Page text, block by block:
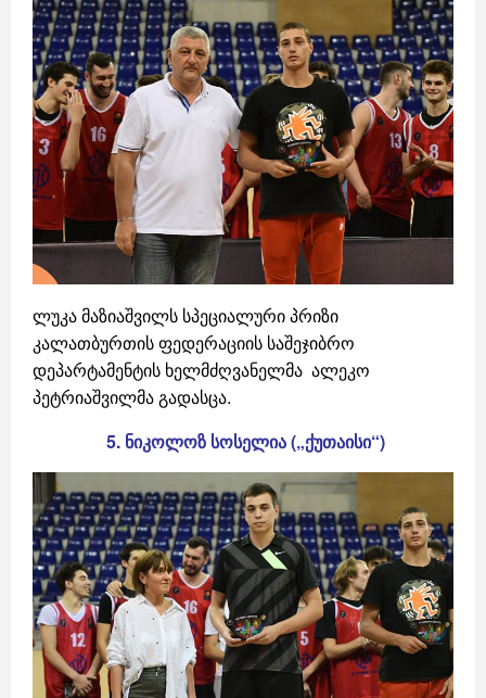
ლუკა მაზიაშვილს სპეციალური პრიზი
კალათბურთის ფედერაციის საშეჯიბრო
დეპარტამენტის ხელმძღვანელმა ალეკო
პეტრიაშვილმა გადასცა.
5. ნიკოლოზ სოსელია(„ქუთაისი“)